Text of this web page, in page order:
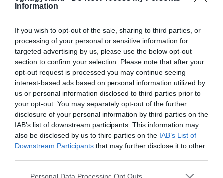
Information
If you wish to opt-out of the sale, sharing to third parties, or
processing of your personal or sensitive information for
targeted advertising by us, please use the below opt-out
section to confirm your selection. Please note that after your
opt-out request is processed you may continue seeing
interest-based ads based on personal information utilized by
us or personal information disclosed to third parties prior to
your opt-out. You may separately opt-out of the further
disclosure of your personal information by third parties on the
IAB’s list of downstream participants. This information may
also be disclosed by us to third parties on the IAB’s List of
Downstream Participants that may further disclose it to other
Please note that this website/app uses one or more Google
Personal Data Processing Opt Outs
legtöbb foglalás. Budapestet, Siófokot
célok között szerepel Szeged,
Hajdúszoboszló, Gyula és Pécs.
A turisztikai attrakciók közül többek között
a Miskolctapolca Barlangfürdő,az egri és a
siklósi váriránt volt a legnagyobb az
érdeklődés- közölte a portál.